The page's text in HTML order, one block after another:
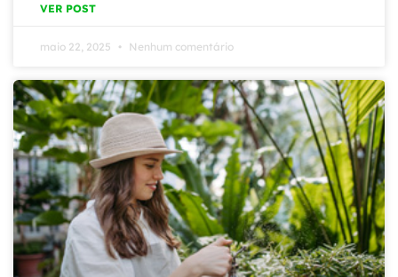
VER POST
maio 22, 2025 Nenhum comentário